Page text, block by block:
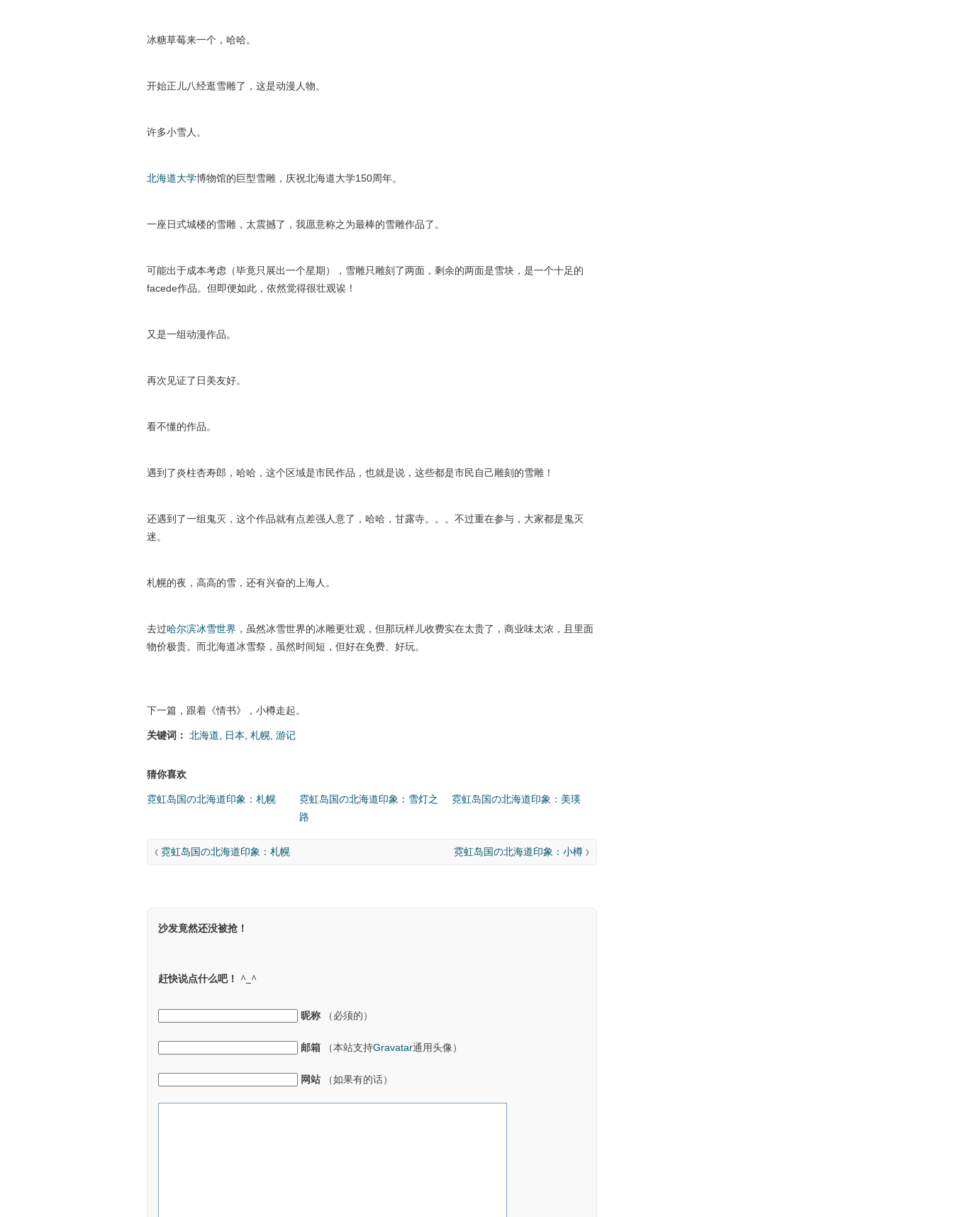
冰糖草莓来一个，哈哈。
开始正儿八经逛雪雕了，这是动漫人物。
许多小雪人。
北海道大学博物馆的巨型雪雕，庆祝北海道大学150周年。
一座日式城楼的雪雕，太震撼了，我愿意称之为最棒的雪雕作品了。
可能出于成本考虑（毕竟只展出一个星期），雪雕只雕刻了两面，剩余的两面是雪块，是一个十足的
facede作品。但即便如此，依然觉得很壮观诶！
又是一组动漫作品。
再次见证了日美友好。
看不懂的作品。
遇到了炎柱杏寿郎，哈哈，这个区域是市民作品，也就是说，这些都是市民自己雕刻的雪雕！
还遇到了一组鬼灭，这个作品就有点差强人意了，哈哈，甘露寺。。。不过重在参与，大家都是鬼灭
迷。
札幌的夜，高高的雪，还有兴奋的上海人。
去过哈尔滨冰雪世界 ，虽然冰雪世界的冰雕更壮观，但那玩样儿收费实在太贵了，商业味太浓，且里面
物价极贵。而北海道冰雪祭，虽然时间短，但好在免费、好玩。
下一篇，跟着《情书》，小樽走起。
关键词： 北海道 日本 札幌 游记
猜你喜欢
霓虹岛国の北海道印象：札幌
霓虹岛国の北海道印象：雪灯之
路
霓虹岛国の北海道印象：美瑛
《 霓虹岛国の北海道印象：札幌 霓虹岛国の北海道印象：小樽 》
沙发竟然还没被抢！
赶快说点什么吧！ ^_^
昵称 （必须的）
邮箱 （本站支持Gravatar通用头像）
网站 （如果有的话）